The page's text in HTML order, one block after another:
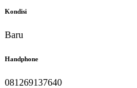
Kondisi
Baru
Handphone
081269137640